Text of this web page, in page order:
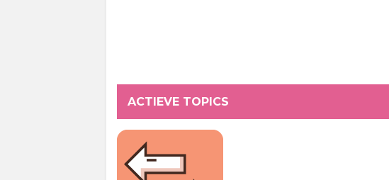
ACTIEVE TOPICS